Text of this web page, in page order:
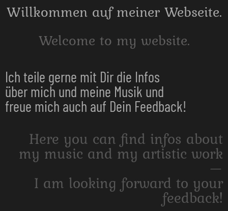
Willkommen auf meiner Webseite.
Welcome to my website.
Ich teile gerne mit Dir die Infos
über mich und meine Musik und
freue mich auch auf Dein Feedback!
Here you can find infos about
my music and my artistic work
—
I am looking forward to your
feedback!